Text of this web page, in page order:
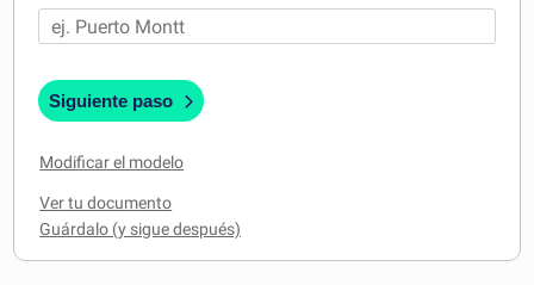
MI CUENTA
Siguiente paso
Modificar el modelo
Ver tu documento